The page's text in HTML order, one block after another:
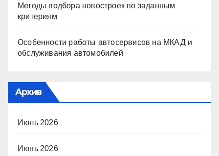
Методы подбора новостроек по заданным
критериям
Особенности работы автосервисов на МКАД и
обслуживания автомобилей
Архив
Июль 2026
Июнь 2026